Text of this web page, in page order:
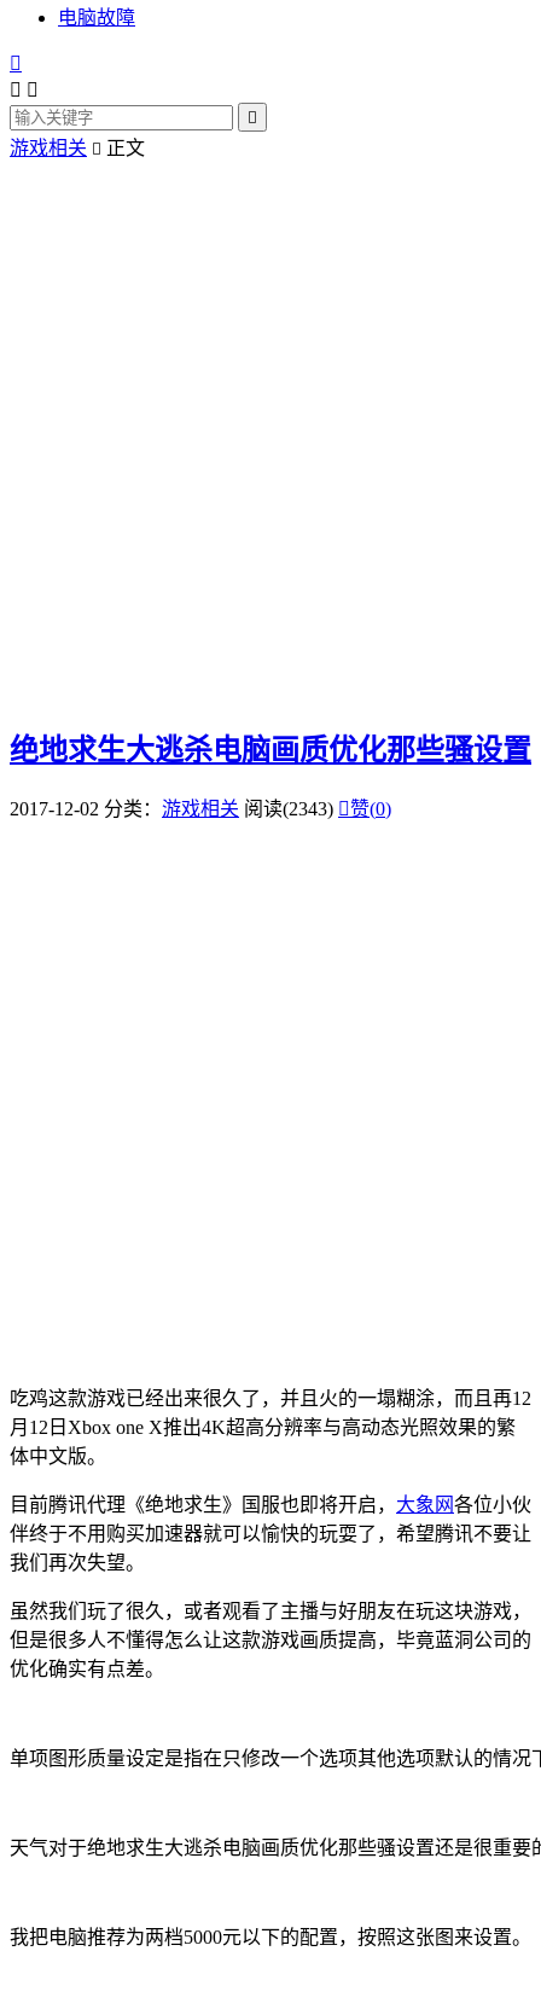
电脑故障

 

游戏相关  正文
绝地求生大逃杀电脑画质优化那些骚设置
2017-12-02 分类： 游戏相关 阅读(2343) 赞(0)
吃鸡这款游戏已经出来很久了，并且火的一塌糊涂，而且再12
月12日Xbox one X推出4K超高分辨率与高动态光照效果的繁
体中文版。
目前腾讯代理《绝地求生》国服也即将开启， 大象网各位小伙
伴终于不用购买加速器就可以愉快的玩耍了，希望腾讯不要让
我们再次失望。
虽然我们玩了很久，或者观看了主播与好朋友在玩这块游戏，
但是很多人不懂得怎么让这款游戏画质提高，毕竟蓝洞公司的
优化确实有点差。
单项图形质量设定是指在只修改一个选项其他选项默认的情况
天气对于绝地求生大逃杀电脑画质优化那些骚设置还是很重要
我把电脑推荐为两档5000元以下的配置，按照这张图来设置。